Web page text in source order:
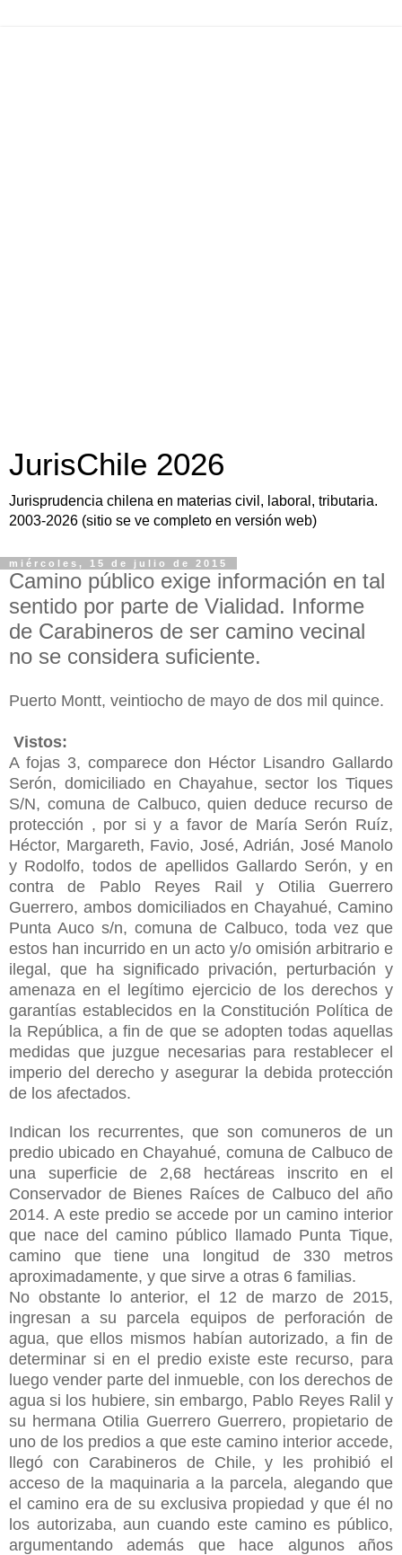
JurisChile 2026
Jurisprudencia chilena en materias civil, laboral, tributaria.
2003-2026 (sitio se ve completo en versión web)
miércoles, 15 de julio de 2015
Camino público exige información en tal
sentido por parte de Vialidad. Informe
de Carabineros de ser camino vecinal
no se considera suficiente.
Puerto Montt, veintiocho de mayo de dos mil quince.
Vistos:
A fojas 3, comparece don Héctor Lisandro Gallardo
Serón, domiciliado en Chayahue, sector los Tiques
S/N, comuna de Calbuco, quien deduce recurso de
protección , por si y a favor de María Serón Ruíz,
Héctor, Margareth, Favio, José, Adrián, José Manolo
y Rodolfo, todos de apellidos Gallardo Serón, y en
contra de Pablo Reyes Rail y Otilia Guerrero
Guerrero, ambos domiciliados en Chayahué, Camino
Punta Auco s/n, comuna de Calbuco, toda vez que
estos han incurrido en un acto y/o omisión arbitrario e
ilegal, que ha significado privación, perturbación y
amenaza en el legítimo ejercicio de los derechos y
garantías establecidos en la Constitución Política de
la República, a fin de que se adopten todas aquellas
medidas que juzgue necesarias para restablecer el
imperio del derecho y asegurar la debida protección
de los afectados.
Indican los recurrentes, que son comuneros de un
predio ubicado en Chayahué, comuna de Calbuco de
una superficie de 2,68 hectáreas inscrito en el
Conservador de Bienes Raíces de Calbuco del año
2014. A este predio se accede por un camino interior
que nace del camino público llamado Punta Tique,
camino que tiene una longitud de 330 metros
aproximadamente, y que sirve a otras 6 familias.
No obstante lo anterior, el 12 de marzo de 2015,
ingresan a su parcela equipos de perforación de
agua, que ellos mismos habían autorizado, a fin de
determinar si en el predio existe este recurso, para
luego vender parte del inmueble, con los derechos de
agua si los hubiere, sin embargo, Pablo Reyes Ralil y
su hermana Otilia Guerrero Guerrero, propietario de
uno de los predios a que este camino interior accede,
llegó con Carabineros de Chile, y les prohibió el
acceso de la maquinaria a la parcela, alegando que
el camino era de su exclusiva propiedad y que él no
los autorizaba, aun cuando este camino es público,
argumentando además que hace algunos años